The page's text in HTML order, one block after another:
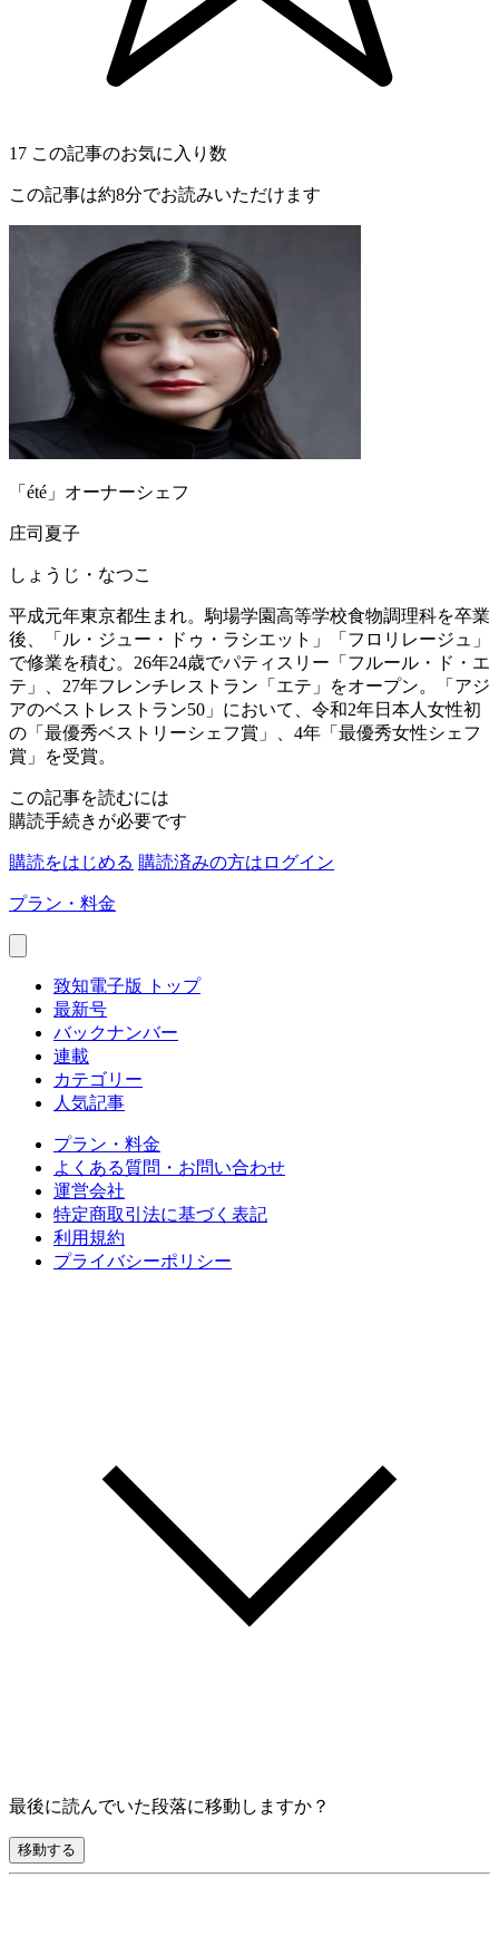
17 この記事のお気に入り数
この記事は約8分でお読みいただけます
「été」オーナーシェフ
庄司夏子
しょうじ・なつこ
平成元年東京都生まれ。駒場学園高等学校食物調理科を卒業
後、「ル・ジュー・ドゥ・ラシエット」「フロリレージュ」
で修業を積む。26年24歳でパティスリー「フルール・ド・エ
テ」、27年フレンチレストラン「エテ」をオープン。「アジ
アのベストレストラン50」において、令和2年日本人女性初
の「最優秀ベストリーシェフ賞」、4年「最優秀女性シェフ
賞」を受賞。
この記事を読むには
購読手続きが必要です
購読をはじめる 購読済みの方はログイン
プラン・料金
致知電子版 トップ
最新号
バックナンバー
連載
カテゴリー
人気記事
プラン・料金
よくある質問・お問い合わせ
運営会社
特定商取引法に基づく表記
利用規約
プライバシーポリシー
最後に読んでいた段落に移動しますか？
移動する